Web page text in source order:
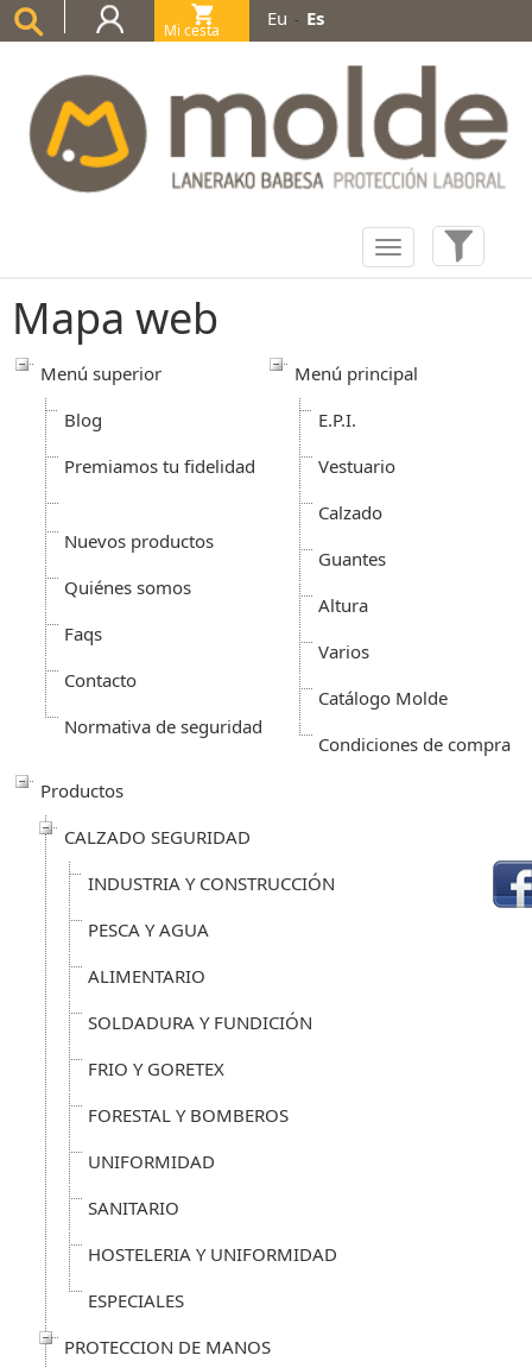
Mi cesta
(0)
Eu - Es
Mapa web
Menú superior
Blog
Premiamos tu fidelidad
Nuevos productos
Quiénes somos
Faqs
Contacto
Normativa de seguridad
Menú principal
E.P.I.
Vestuario
Calzado
Guantes
Altura
Varios
Catálogo Molde
Condiciones de compra
Productos
CALZADO SEGURIDAD
INDUSTRIA Y CONSTRUCCIÓN
PESCA Y AGUA
ALIMENTARIO
SOLDADURA Y FUNDICIÓN
FRIO Y GORETEX
FORESTAL Y BOMBEROS
UNIFORMIDAD
SANITARIO
HOSTELERIA Y UNIFORMIDAD
ESPECIALES
PROTECCION DE MANOS